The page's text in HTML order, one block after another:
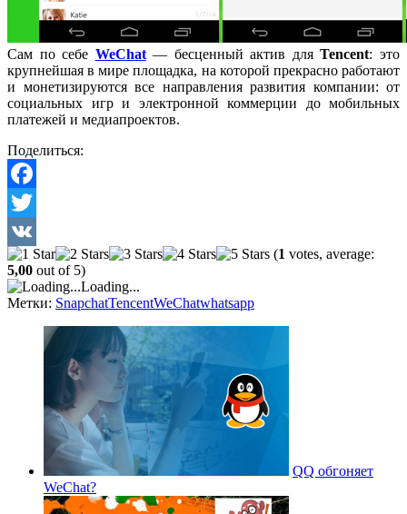
Сам по себе WeChat— бесценный актив дляTencent: это
крупнейшая в мире площадка, на которой прекрасно работают
и монетизируются все направления развития компании: от
социальных игр и электронной коммерции до мобильных
платежей и медиапроектов.
Поделиться:
Facebook
Twitter
VK
(1 votes, average:
5,00 out of 5)
Loading...
Метки: SnapchatTencentWeChatwhatsapp
QQ обгоняет
WeChat?